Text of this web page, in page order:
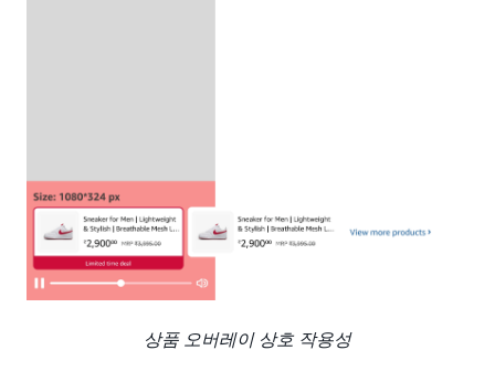
상품 오버레이 상호 작용성